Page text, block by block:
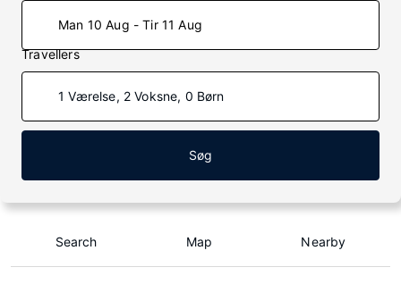
Man 10 Aug - Tir 11 Aug
Travellers
1 Værelse, 2 Voksne, 0 Børn
Søg
Search Map Nearby